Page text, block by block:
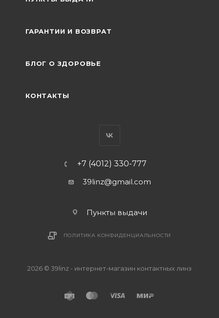
ГАРАНТИИ И ВОЗВРАТ
БЛОГ О ЗДОРОВЬЕ
КОНТАКТЫ
+7 (4012) 330-777
39linz@gmail.com
Пункты выдачи
ПОЛИТИКА КОНФИДЕНЦИАЛЬНОСТИ
2026 © 39linz - интернет-магазин контактных линз